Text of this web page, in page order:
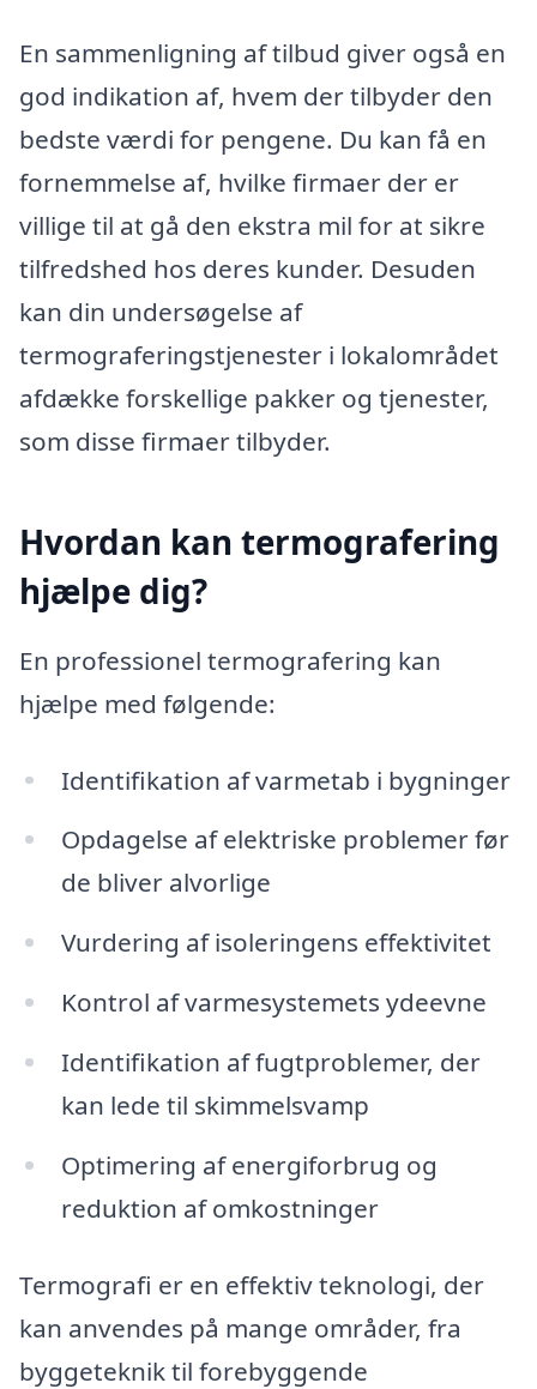
En sammenligning af tilbud giver også en
god indikation af, hvem der tilbyder den
bedste værdi for pengene. Du kan få en
fornemmelse af, hvilke firmaer der er
villige til at gå den ekstra mil for at sikre
tilfredshed hos deres kunder. Desuden
kan din undersøgelse af
termograferingstjenester i lokalområdet
afdække forskellige pakker og tjenester,
som disse firmaer tilbyder.
Hvordan kan termografering
hjælpe dig?
En professionel termografering kan
hjælpe med følgende:
Identifikation af varmetab i bygninger
Opdagelse af elektriske problemer før
de bliver alvorlige
Vurdering af isoleringens effektivitet
Kontrol af varmesystemets ydeevne
Identifikation af fugtproblemer, der
kan lede til skimmelsvamp
Optimering af energiforbrug og
reduktion af omkostninger
Termografi er en effektiv teknologi, der
kan anvendes på mange områder, fra
byggeteknik til forebyggende